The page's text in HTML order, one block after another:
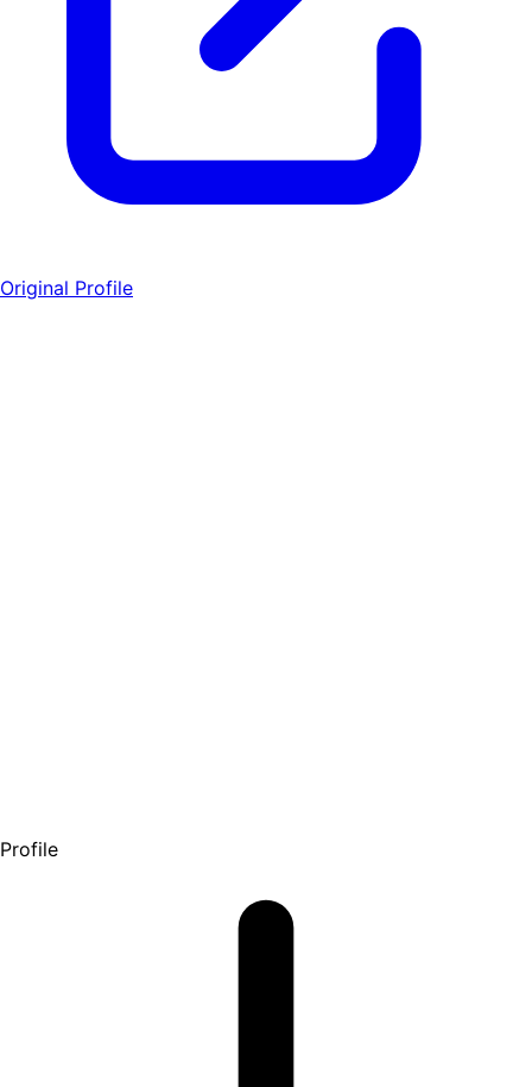
Original Profile
Profile